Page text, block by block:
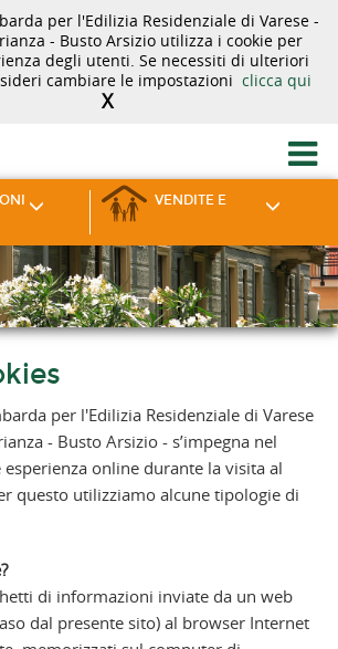
per l'Edilizia Residenziale di Varese -
- Busto Arsizio utilizza i cookie per
degli utenti. Se necessiti di ulteriori
cambiare le impostazioni clicca qui
X
VENDITE E
per l'Edilizia Residenziale di Varese
- Busto Arsizio - s’impegna nel
online durante la visita al
questo utilizziamo alcune tipologie di
di informazioni inviate da un web
dal presente sito) al browser Internet